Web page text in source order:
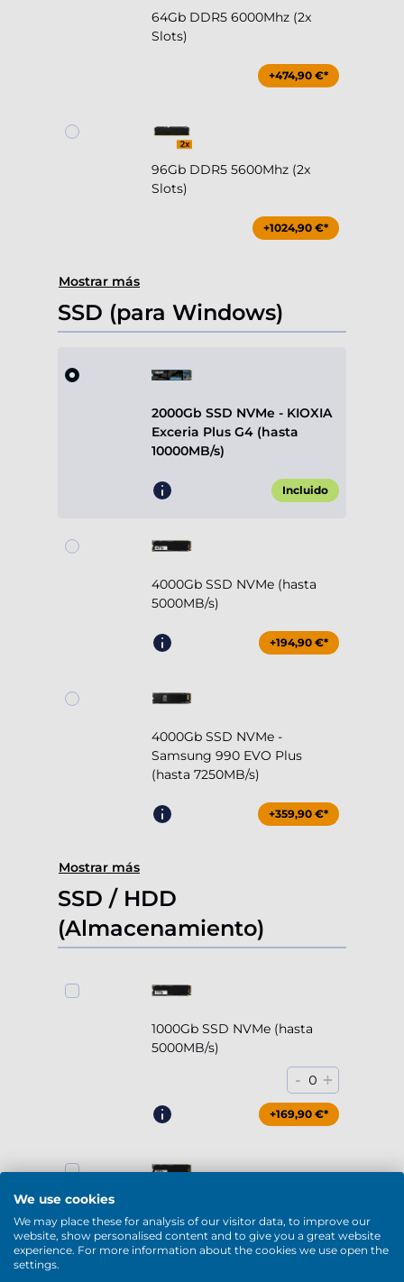
64Gb DDR5 6000Mhz (2x
Slots)
+474,90 €*
96Gb DDR5 5600Mhz (2x
Slots)
+1024,90 €*
Mostrar más
SSD (para Windows)
2000Gb SSD NVMe - KIOXIA
Exceria Plus G4 (hasta
10000MB/s)
Incluido
4000Gb SSD NVMe (hasta
5000MB/s)
+194,90 €*
4000Gb SSD NVMe -
Samsung 990 EVO Plus
(hasta 7250MB/s)
+359,90 €*
Mostrar más
SSD / HDD
(Almacenamiento)
1000Gb SSD NVMe (hasta
5000MB/s)
- 0 +
+169,90 €*
5000MB/s)
- 0 +
We use cookies
We may place these for analysis of our visitor data, to improve our
website, show personalised content and to give you a great website
experience. For more information about the cookies we use open the
settings.